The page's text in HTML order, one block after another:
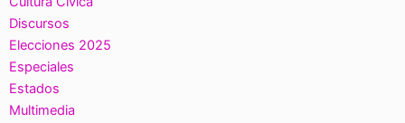
Discursos
Elecciones 2025
Especiales
Estados
Multimedia